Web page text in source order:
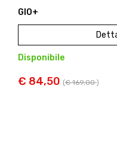
ARIA
Disponibile
€ 52,50 € 105,00)